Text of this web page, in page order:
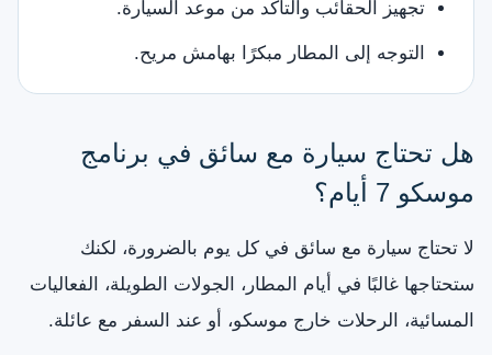
تجهيز الحقائب والتأكد من موعد السيارة.
التوجه إلى المطار مبكرًا بهامش مريح.
هل تحتاج سيارة مع سائق في برنامج
موسكو 7 أيام؟
لا تحتاج سيارة مع سائق في كل يوم بالضرورة، لكنك
ستحتاجها غالبًا في أيام المطار، الجولات الطويلة، الفعاليات
المسائية، الرحلات خارج موسكو، أو عند السفر مع عائلة.